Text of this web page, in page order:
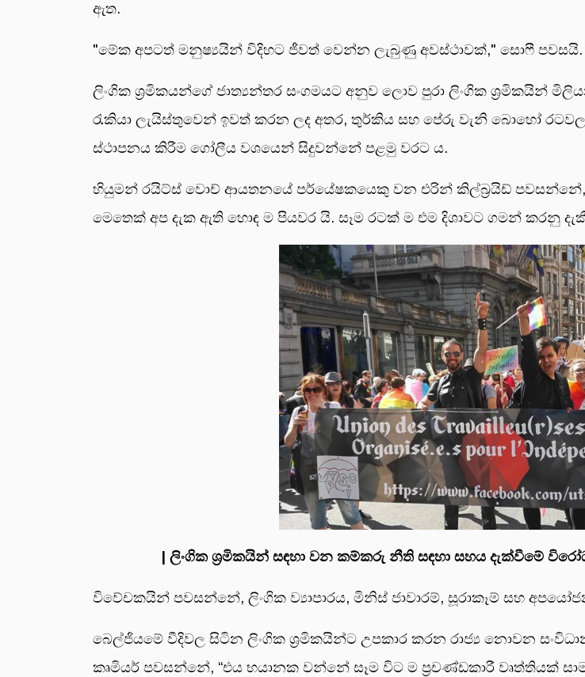
ඇත.
"මේක අපටත් මනුෂ්‍යයින් විදිහට ජීවත් වෙන්න ලැබුණු අවස්ථාවක්," සොෆී පවසයි.
ලිංගික ශ්‍රමිකයන්ගේ ජාත්‍යන්තර සංගමයට අනුව ලොව පුරා ලිංගික ශ්‍රමිකයින්
රැකියා ලැයිස්තුවෙන් ඉවත් කරන ලද අතර, තුර්කිය සහ පේරු වැනි බොහෝ
ස්ථාපනය කිරීම ගෝලීය වශයෙන් සිදුවන්නේ පළමු වරට ය.
හියුමන් රයිට්ස් වොච් ආයතනයේ පර්යේෂකයෙකු වන එරින් කිල්බ්‍රයිඩ්
මෙතෙක් අප දැක ඇති හොඳ ම පියවර යි. සෑම රටක් ම එම දිශාවට ගමන් කරනු
| ලිංගික ශ්‍රමිකයින් සඳහා වන කම්කරු නීති සඳහා සහය දැක්වීමේ
විවේචකයින් පවසන්නේ, ලිංගික ව්‍යාපාරය, මිනිස් ජාවාරම්, සූරාකෑම් සහ
බෙල්ජියමේ වීදිවල සිටින ලිංගික ශ්‍රමිකයින්ට උපකාර කරන රාජ්‍ය නොවන
කෘමියර් පවසන්නේ, “එය භයානක වන්නේ සෑම විට ම ප්‍රචණ්ඩකාරී වෘත්තියක්